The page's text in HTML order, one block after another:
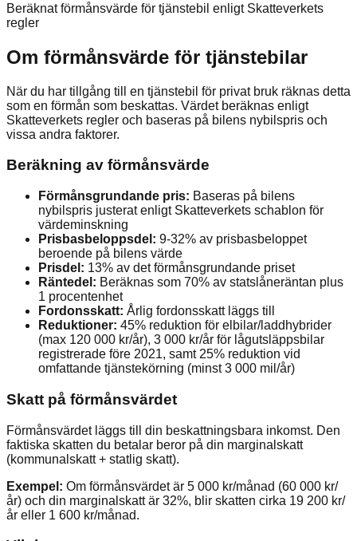
Beräknat förmånsvärde för tjänstebil enligt Skatteverkets
regler
Om förmånsvärde för tjänstebilar
När du har tillgång till en tjänstebil för privat bruk räknas detta
som en förmån som beskattas. Värdet beräknas enligt
Skatteverkets regler och baseras på bilens nybilspris och
vissa andra faktorer.
Beräkning av förmånsvärde
Förmånsgrundande pris: Baseras på bilens
nybilspris justerat enligt Skatteverkets schablon för
värdeminskning
Prisbasbeloppsdel: 9-32% av prisbasbeloppet
beroende på bilens värde
Prisdel: 13% av det förmånsgrundande priset
Räntedel: Beräknas som 70% av statslåneräntan plus
1 procentenhet
Fordonsskatt: Årlig fordonsskatt läggs till
Reduktioner: 45% reduktion för elbilar/laddhybrider
(max 120 000 kr/år), 3 000 kr/år för lågutsläppsbilar
registrerade före 2021, samt 25% reduktion vid
omfattande tjänstekörning (minst 3 000 mil/år)
Skatt på förmånsvärdet
Förmånsvärdet läggs till din beskattningsbara inkomst. Den
faktiska skatten du betalar beror på din marginalskatt
(kommunalskatt + statlig skatt).
Exempel: Om förmånsvärdet är 5 000 kr/månad (60 000 kr/
år) och din marginalskatt är 32%, blir skatten cirka 19 200 kr/
år eller 1 600 kr/månad.